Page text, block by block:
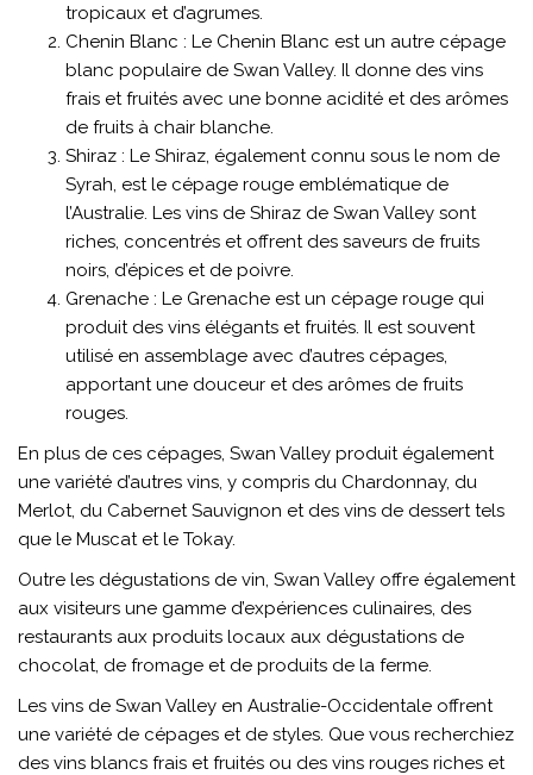
tropicaux et d’agrumes.
Chenin Blanc : Le Chenin Blanc est un autre cépage
blanc populaire de Swan Valley. Il donne des vins
frais et fruités avec une bonne acidité et des arômes
de fruits à chair blanche.
Shiraz : Le Shiraz, également connu sous le nom de
Syrah, est le cépage rouge emblématique de
l’Australie. Les vins de Shiraz de Swan Valley sont
riches, concentrés et offrent des saveurs de fruits
noirs, d’épices et de poivre.
Grenache : Le Grenache est un cépage rouge qui
produit des vins élégants et fruités. Il est souvent
utilisé en assemblage avec d’autres cépages,
apportant une douceur et des arômes de fruits
rouges.
En plus de ces cépages, Swan Valley produit également
une variété d’autres vins, y compris du Chardonnay, du
Merlot, du Cabernet Sauvignon et des vins de dessert tels
que le Muscat et le Tokay.
Outre les dégustations de vin, Swan Valley offre également
aux visiteurs une gamme d’expériences culinaires, des
restaurants aux produits locaux aux dégustations de
chocolat, de fromage et de produits de la ferme.
Les vins de Swan Valley en Australie-Occidentale offrent
une variété de cépages et de styles. Que vous recherchiez
des vins blancs frais et fruités ou des vins rouges riches et